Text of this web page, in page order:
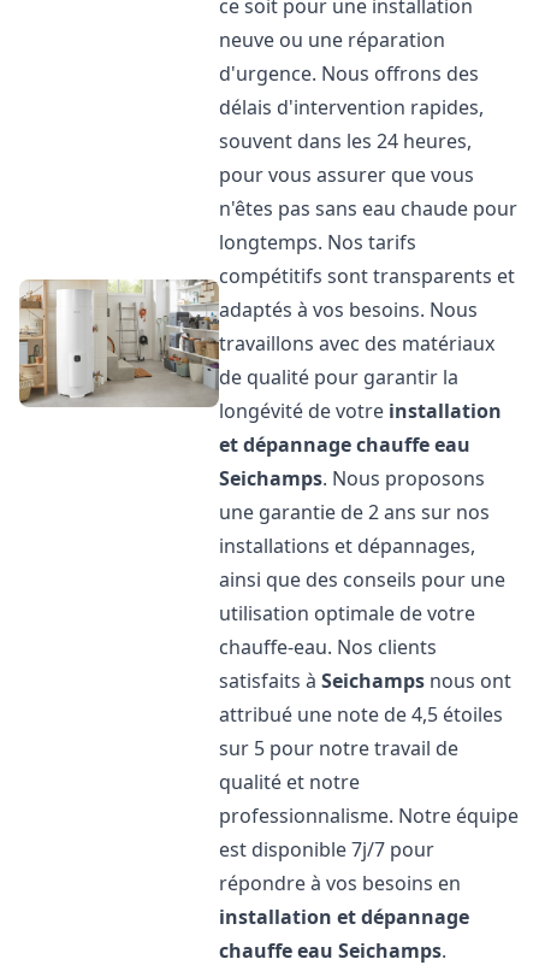
ce soit pour une installation
neuve ou une réparation
d'urgence. Nous offrons des
délais d'intervention rapides,
souvent dans les 24 heures,
pour vous assurer que vous
n'êtes pas sans eau chaude pour
longtemps. Nos tarifs
compétitifs sont transparents et
adaptés à vos besoins. Nous
travaillons avec des matériaux
de qualité pour garantir la
longévité de votre installation
et dépannage chauffe eau
Seichamps. Nous proposons
une garantie de 2 ans sur nos
installations et dépannages,
ainsi que des conseils pour une
utilisation optimale de votre
chauffe-eau. Nos clients
satisfaits àSeichamps nous ont
attribué une note de 4,5 étoiles
sur 5 pour notre travail de
qualité et notre
professionnalisme. Notre équipe
est disponible 7j/7 pour
répondre à vos besoins en
installation et dépannage
chauffe eau Seichamps.